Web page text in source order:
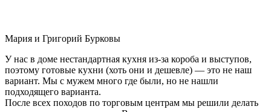
Мария и Григорий Бурковы
У нас в доме нестандартная кухня из-за короба и выступов,
поэтому готовые кухни (хоть они и дешевле) — это не наш
вариант. Мы с мужем много где были, но не нашли
подходящего варианта.
После всех походов по торговым центрам мы решили делать